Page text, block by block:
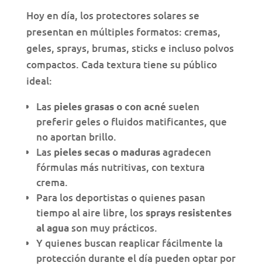
Hoy en día, los protectores solares se
presentan en múltiples formatos: cremas,
geles, sprays, brumas, sticks e incluso polvos
compactos. Cada textura tiene su público
ideal:
Las pieles grasas o con acné suelen
preferir geles o fluidos matificantes, que
no aportan brillo.
Las pieles secas o madurasagradecen
fórmulas más nutritivas, con textura
crema.
Para los deportistas o quienes pasan
tiempo al aire libre, los sprays resistentes
al aguason muy prácticos.
Y quienes buscan reaplicar fácilmente la
protección durante el día pueden optar por